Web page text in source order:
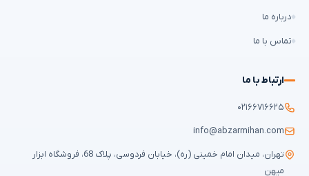
درباره ما
تماس با ما
ارتباط با ما
۰۲۱۶۶۷۱۶۶۲۵
info@abzarmihan.com
تهران، میدان امام خمینی (ره)، خیابان فردوسی، پلاک 68، فروشگاه ابزار
میهن